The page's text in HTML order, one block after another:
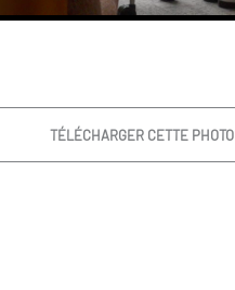
TÉLÉCHARGER CETTE PHOTO